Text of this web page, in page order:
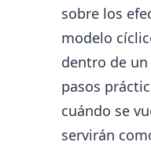
sobre los
modelo
dentro de
pasos
cuándo se
servirán